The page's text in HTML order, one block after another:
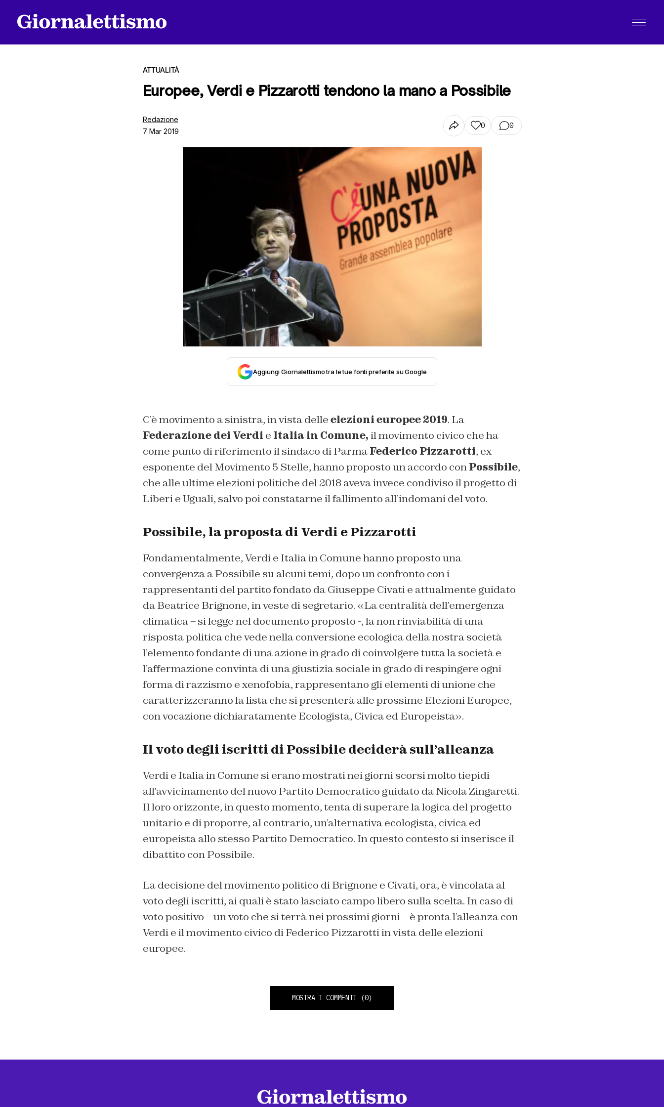
ATTUALITÀ
Europee, Verdi e Pizzarotti tendono la mano a Possibile
Redazione
7 Mar 2019
0 0
Aggiungi Giornalettismo tra le tue fonti preferite su Google
C’è movimento a sinistra, in vista delleelezioni europee 2019. La
Federazione dei Verdi e Italia in Comune,il movimento civico che ha
come punto di riferimento il sindaco di ParmaFederico Pizzarotti, ex
esponente del Movimento 5 Stelle, hanno proposto un accordo conPossibile,
che alle ultime elezioni politiche del 2018 aveva invece condiviso il progetto di
Liberi e Uguali, salvo poi constatarne il fallimento all’indomani del voto.
Possibile, la proposta di Verdi e Pizzarotti
Fondamentalmente, Verdi e Italia in Comune hanno proposto una
convergenza a Possibile su alcuni temi, dopo un confronto con i
rappresentanti del partito fondato da Giuseppe Civati e attualmente guidato
da Beatrice Brignone, in veste di segretario. «La centralità dell’emergenza
climatica – si legge nel documento proposto -, la non rinviabilità di una
risposta politica che vede nella conversione ecologica della nostra società
l’elemento fondante di una azione in grado di coinvolgere tutta la società e
l’affermazione convinta di una giustizia sociale in grado di respingere ogni
forma di razzismo e xenofobia, rappresentano gli elementi di unione che
caratterizzeranno la lista che si presenterà alle prossime Elezioni Europee,
con vocazione dichiaratamente Ecologista, Civica ed Europeista».
Il voto degli iscritti di Possibile deciderà sull’alleanza
Verdi e Italia in Comune si erano mostrati nei giorni scorsi molto tiepidi
all’avvicinamento del nuovo Partito Democratico guidato da Nicola Zingaretti.
Il loro orizzonte, in questo momento, tenta di superare la logica del progetto
unitario e di proporre, al contrario, un’alternativa ecologista, civica ed
europeista allo stesso Partito Democratico. In questo contesto si inserisce il
dibattito con Possibile.
La decisione del movimento politico di Brignone e Civati, ora, è vincolata al
voto degli iscritti, ai quali è stato lasciato campo libero sulla scelta. In caso di
voto positivo – un voto che si terrà nei prossimi giorni – è pronta l’alleanza con
Verdi e il movimento civico di Federico Pizzarotti in vista delle elezioni
europee.
MOSTRA I COMMENTI (0)